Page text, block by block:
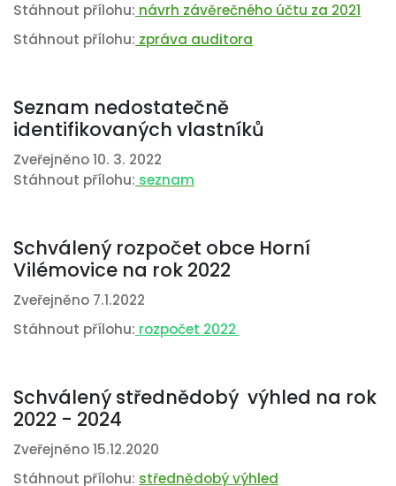
Stáhnout přílohu: návrh závěrečného účtu za 2021
Stáhnout přílohu: zpráva auditora
Seznam nedostatečně
identifikovaných vlastníků
Zveřejněno 10. 3. 2022
Stáhnout přílohu: seznam
Schválený rozpočet obce Horní
Vilémovice na rok 2022
Zveřejněno 7.1.2022
Stáhnout přílohu: rozpočet 2022
Schválený střednědobý výhled na rok
2022 - 2024
Zveřejněno 15.12.2020
Stáhnout přílohu: střednědobý výhled